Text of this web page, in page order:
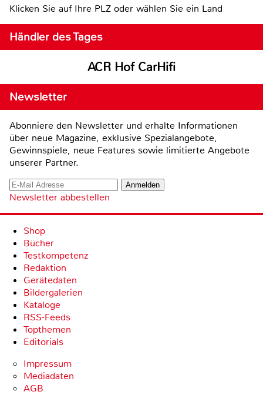
Klicken Sie auf Ihre PLZ oder wählen Sie ein Land
Händler des Tages
ACR Hof CarHifi
Newsletter
Abonniere den Newsletter und erhalte Informationen
über neue Magazine, exklusive Spezialangebote,
Gewinnspiele, neue Features sowie limitierte Angebote
unserer Partner.
Newsletter abbestellen
Shop
Bücher
Testkompetenz
Redaktion
Gerätedaten
Bildergalerien
Kataloge
RSS-Feeds
Topthemen
Editorials
Impressum
Mediadaten
AGB